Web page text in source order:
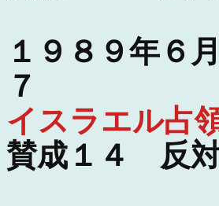
１９８９年
７
イスラエル占
賛成１４ 反